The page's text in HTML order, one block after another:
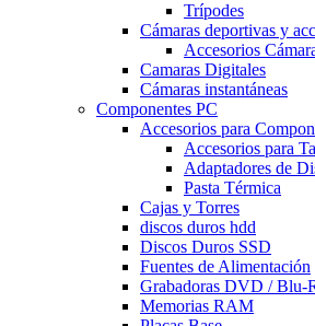
Trípodes
Cámaras deportivas y
Accesorios
Camaras Digitales
Cámaras instantáneas
Componentes PC
Accesorios para
Accesorios para
Adaptadores de
Pasta Térmica
Cajas y Torres
discos duros hdd
Discos Duros SSD
Fuentes de Alimentación
Grabadoras DVD / Blu-
Memorias RAM